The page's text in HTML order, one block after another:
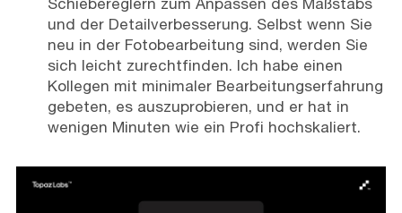
Schiebereglern zum Anpassen des Maßstabs
und der Detailverbesserung. Selbst wenn Sie
neu in der Fotobearbeitung sind, werden Sie
sich leicht zurechtfinden. Ich habe einen
Kollegen mit minimaler Bearbeitungserfahrung
gebeten, es auszuprobieren, und er hat in
wenigen Minuten wie ein Profi hochskaliert.